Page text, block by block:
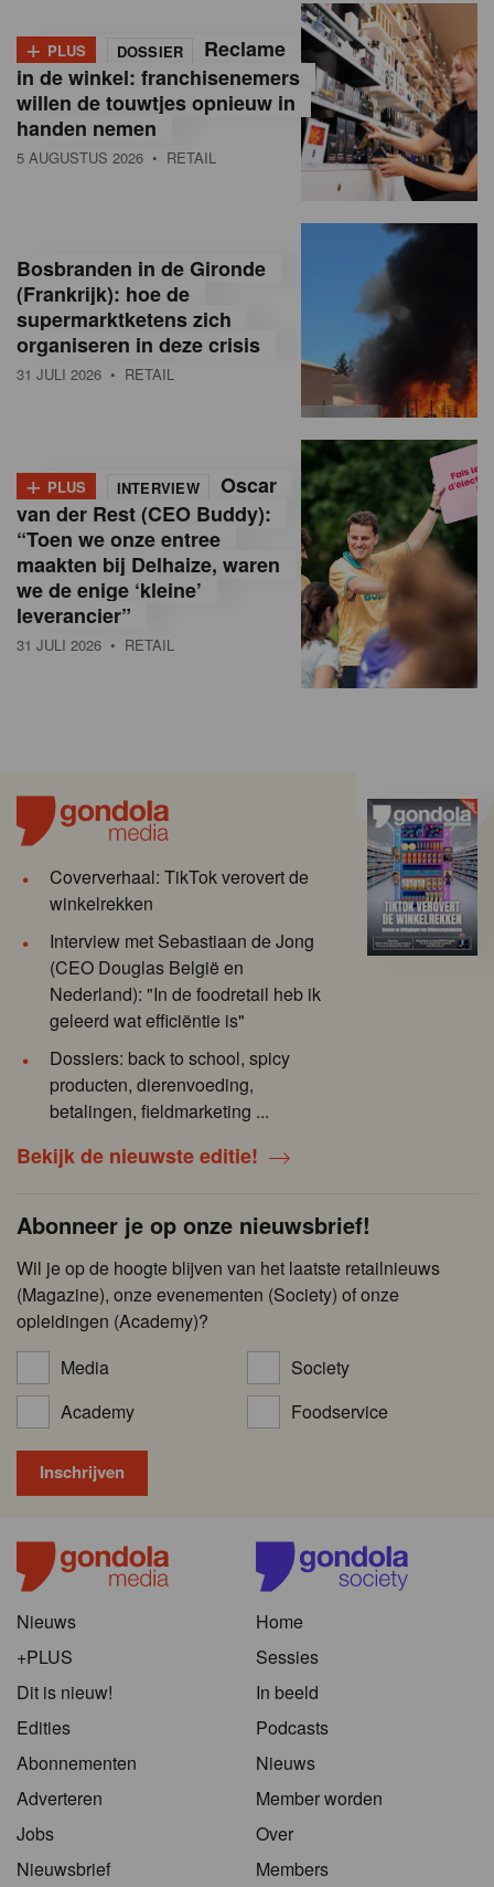
+ PLUS DOSSIER
Reclame
in de winkel: franchisenemers
willen de touwtjes opnieuw in
handen nemen
5 AUGUSTUS 2026 • RETAIL
Bosbranden in de Gironde
(Frankrijk): hoe de
supermarktketens zich
organiseren in deze crisis
31 JULI 2026 • RETAIL
+ PLUS INTERVIEW
Oscar
van der Rest (CEO Buddy):
“Toen we onze entree
maakten bij Delhaize, waren
we de enige ‘kleine’
leverancier”
31 JULI 2026 • RETAIL
Coververhaal: TikTok verovert de
winkelrekken
Interview met Sebastiaan de Jong
(CEO Douglas België en
Nederland): "In de foodretail heb ik
geleerd wat efficiëntie is"
Dossiers: back to school, spicy
producten, dierenvoeding,
betalingen, fieldmarketing ...
Bekijk de nieuwste editie!
Abonneer je op onze nieuwsbrief!
Wil je op de hoogte blijven van het laatste retailnieuws
(Magazine), onze evenementen (Society) of onze
opleidingen (Academy)?
Media
Society
Academy
Foodservice
Nieuws
+PLUS
Dit is nieuw!
Edities
Abonnementen
Adverteren
Jobs
Nieuwsbrief
Home
Sessies
In beeld
Podcasts
Nieuws
Member worden
Over
Members